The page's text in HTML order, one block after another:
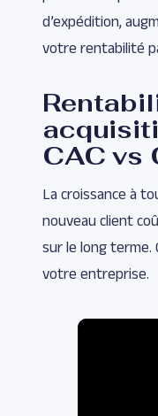
d’expédition,
votre rentabilité
CAC vs
La croissance à
nouveau client
sur le long terme.
votre entreprise.